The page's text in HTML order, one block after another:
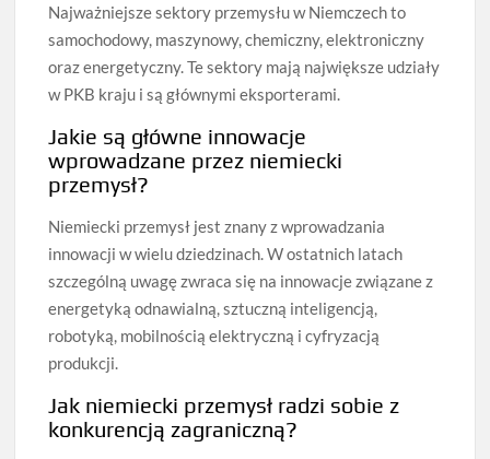
Najważniejsze sektory przemysłu w Niemczech to
samochodowy, maszynowy, chemiczny, elektroniczny
oraz energetyczny. Te sektory mają największe udziały
w PKB kraju i są głównymi eksporterami.
Jakie są główne innowacje
wprowadzane przez niemiecki
przemysł?
Niemiecki przemysł jest znany z wprowadzania
innowacji w wielu dziedzinach. W ostatnich latach
szczególną uwagę zwraca się na innowacje związane z
energetyką odnawialną, sztuczną inteligencją,
robotyką, mobilnością elektryczną i cyfryzacją
produkcji.
Jak niemiecki przemysł radzi sobie z
konkurencją zagraniczną?